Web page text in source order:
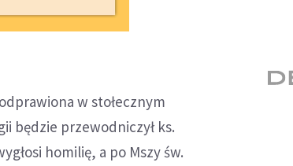
w stołecznym
będzie przewodniczył ks.
homilię, a po Mszy św.